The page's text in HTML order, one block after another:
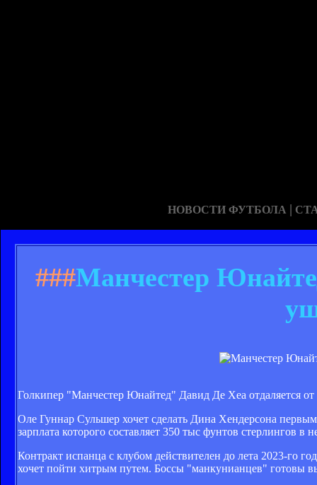
НОВОСТИ ФУТБОЛА |
###Манчестер
Голкипер "Манчестер Юнайтед" Давид Де Хеа отдаляется от
Оле Гуннар Сульшер хочет сделать Дина Хендерсона
зарплата которого составляет 350 тыс фунтов стерлингов в
Контракт испанца с клубом действителен до лета 2023-го
хочет пойти хитрым путем. Боссы "манкунианцев" готовы